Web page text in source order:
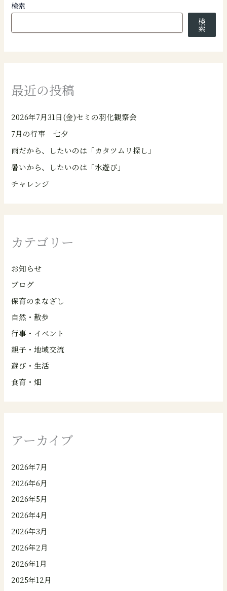
検索
検
索
最近の投稿
2026年7月31日(金)セミの羽化観察会
7月の行事 七夕
雨だから、したいのは「カタツムリ探し」
暑いから、したいのは「水遊び」
チャレンジ
カテゴリー
お知らせ
ブログ
保育のまなざし
自然・散歩
行事・イベント
親子・地域交流
遊び・生活
食育・畑
アーカイブ
2026年7月
2026年6月
2026年5月
2026年4月
2026年3月
2026年2月
2026年1月
2025年12月